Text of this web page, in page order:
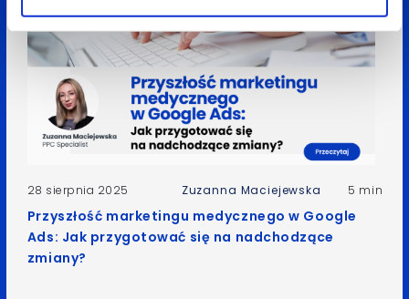
28 sierpnia 2025 Zuzanna Maciejewska 5 min
Przyszłość marketingu medycznego w Google
Ads: Jak przygotować się na nadchodzące
zmiany?